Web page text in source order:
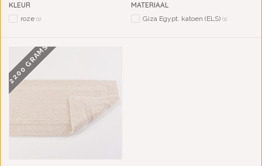
KLEUR
roze (1)
MATERIAAL
Giza Egypt. katoen (ELS) (1)
2200 GRAMS